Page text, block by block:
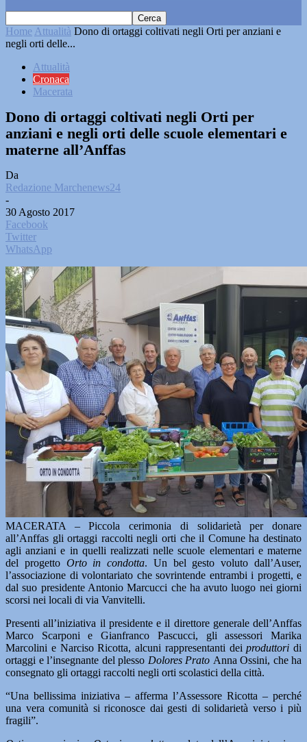
Home Attualità Dono di ortaggi coltivati negli Orti per anziani e
negli orti delle...
Attualità
Cronaca
Macerata
Dono di ortaggi coltivati negli Orti per
anziani e negli orti delle scuole elementari e
materne all’Anffas
Da
Redazione Marchenews24
-
30 Agosto 2017
Facebook
Twitter
WhatsApp
MACERATA – Piccola cerimonia di solidarietà per donare
all’Anffas gli ortaggi raccolti negli orti che il Comune ha destinato
agli anziani e in quelli realizzati nelle scuole elementari e materne
del progetto Orto in condotta. Un bel gesto voluto dall’Auser,
l’associazione di volontariato che sovrintende entrambi i progetti, e
dal suo presidente Antonio Marcucci che ha avuto luogo nei giorni
scorsi nei locali di via Vanvitelli.
Presenti all’iniziativa il presidente e il direttore generale dell’Anffas
Marco Scarponi e Gianfranco Pascucci, gli assessori Marika
Marcolini e Narciso Ricotta, alcuni rappresentanti deiproduttori di
ortaggi e l’insegnante del plesso Dolores Prato Anna Ossini, che ha
consegnato gli ortaggi raccolti negli orti scolastici della città.
“Una bellissima iniziativa – afferma l’Assessore Ricotta – perché
una vera comunità si riconosce dai gesti di solidarietà verso i più
fragili”.